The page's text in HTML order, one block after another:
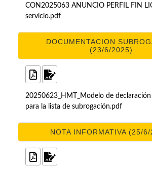
CON2025063 ANUNCIO PERFIL FIN
servicio.pdf
DOCUMENTACION
(23/6/2025)
20250623_HMT_Modelo de declaración
para la lista de subrogación.pdf
NOTA INFORMATIVA (25/